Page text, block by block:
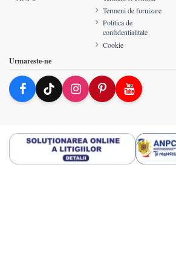
Termeni de furnizare
Politica de
confidentialitate
Cookie
Urmareste-ne